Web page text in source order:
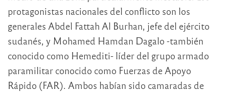
protagonistas nacionales del conflicto son los
generales Abdel Fattah Al Burhan, jefe del ejército
sudanés, y Mohamed Hamdan Dagalo -también
conocido como Hemediti- líder del grupo armado
paramilitar conocido como Fuerzas de Apoyo
Rápido (FAR). Ambos habían sido camaradas de